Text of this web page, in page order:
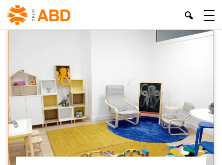
INICI»GENERALITAT -DRETS SOCIALS